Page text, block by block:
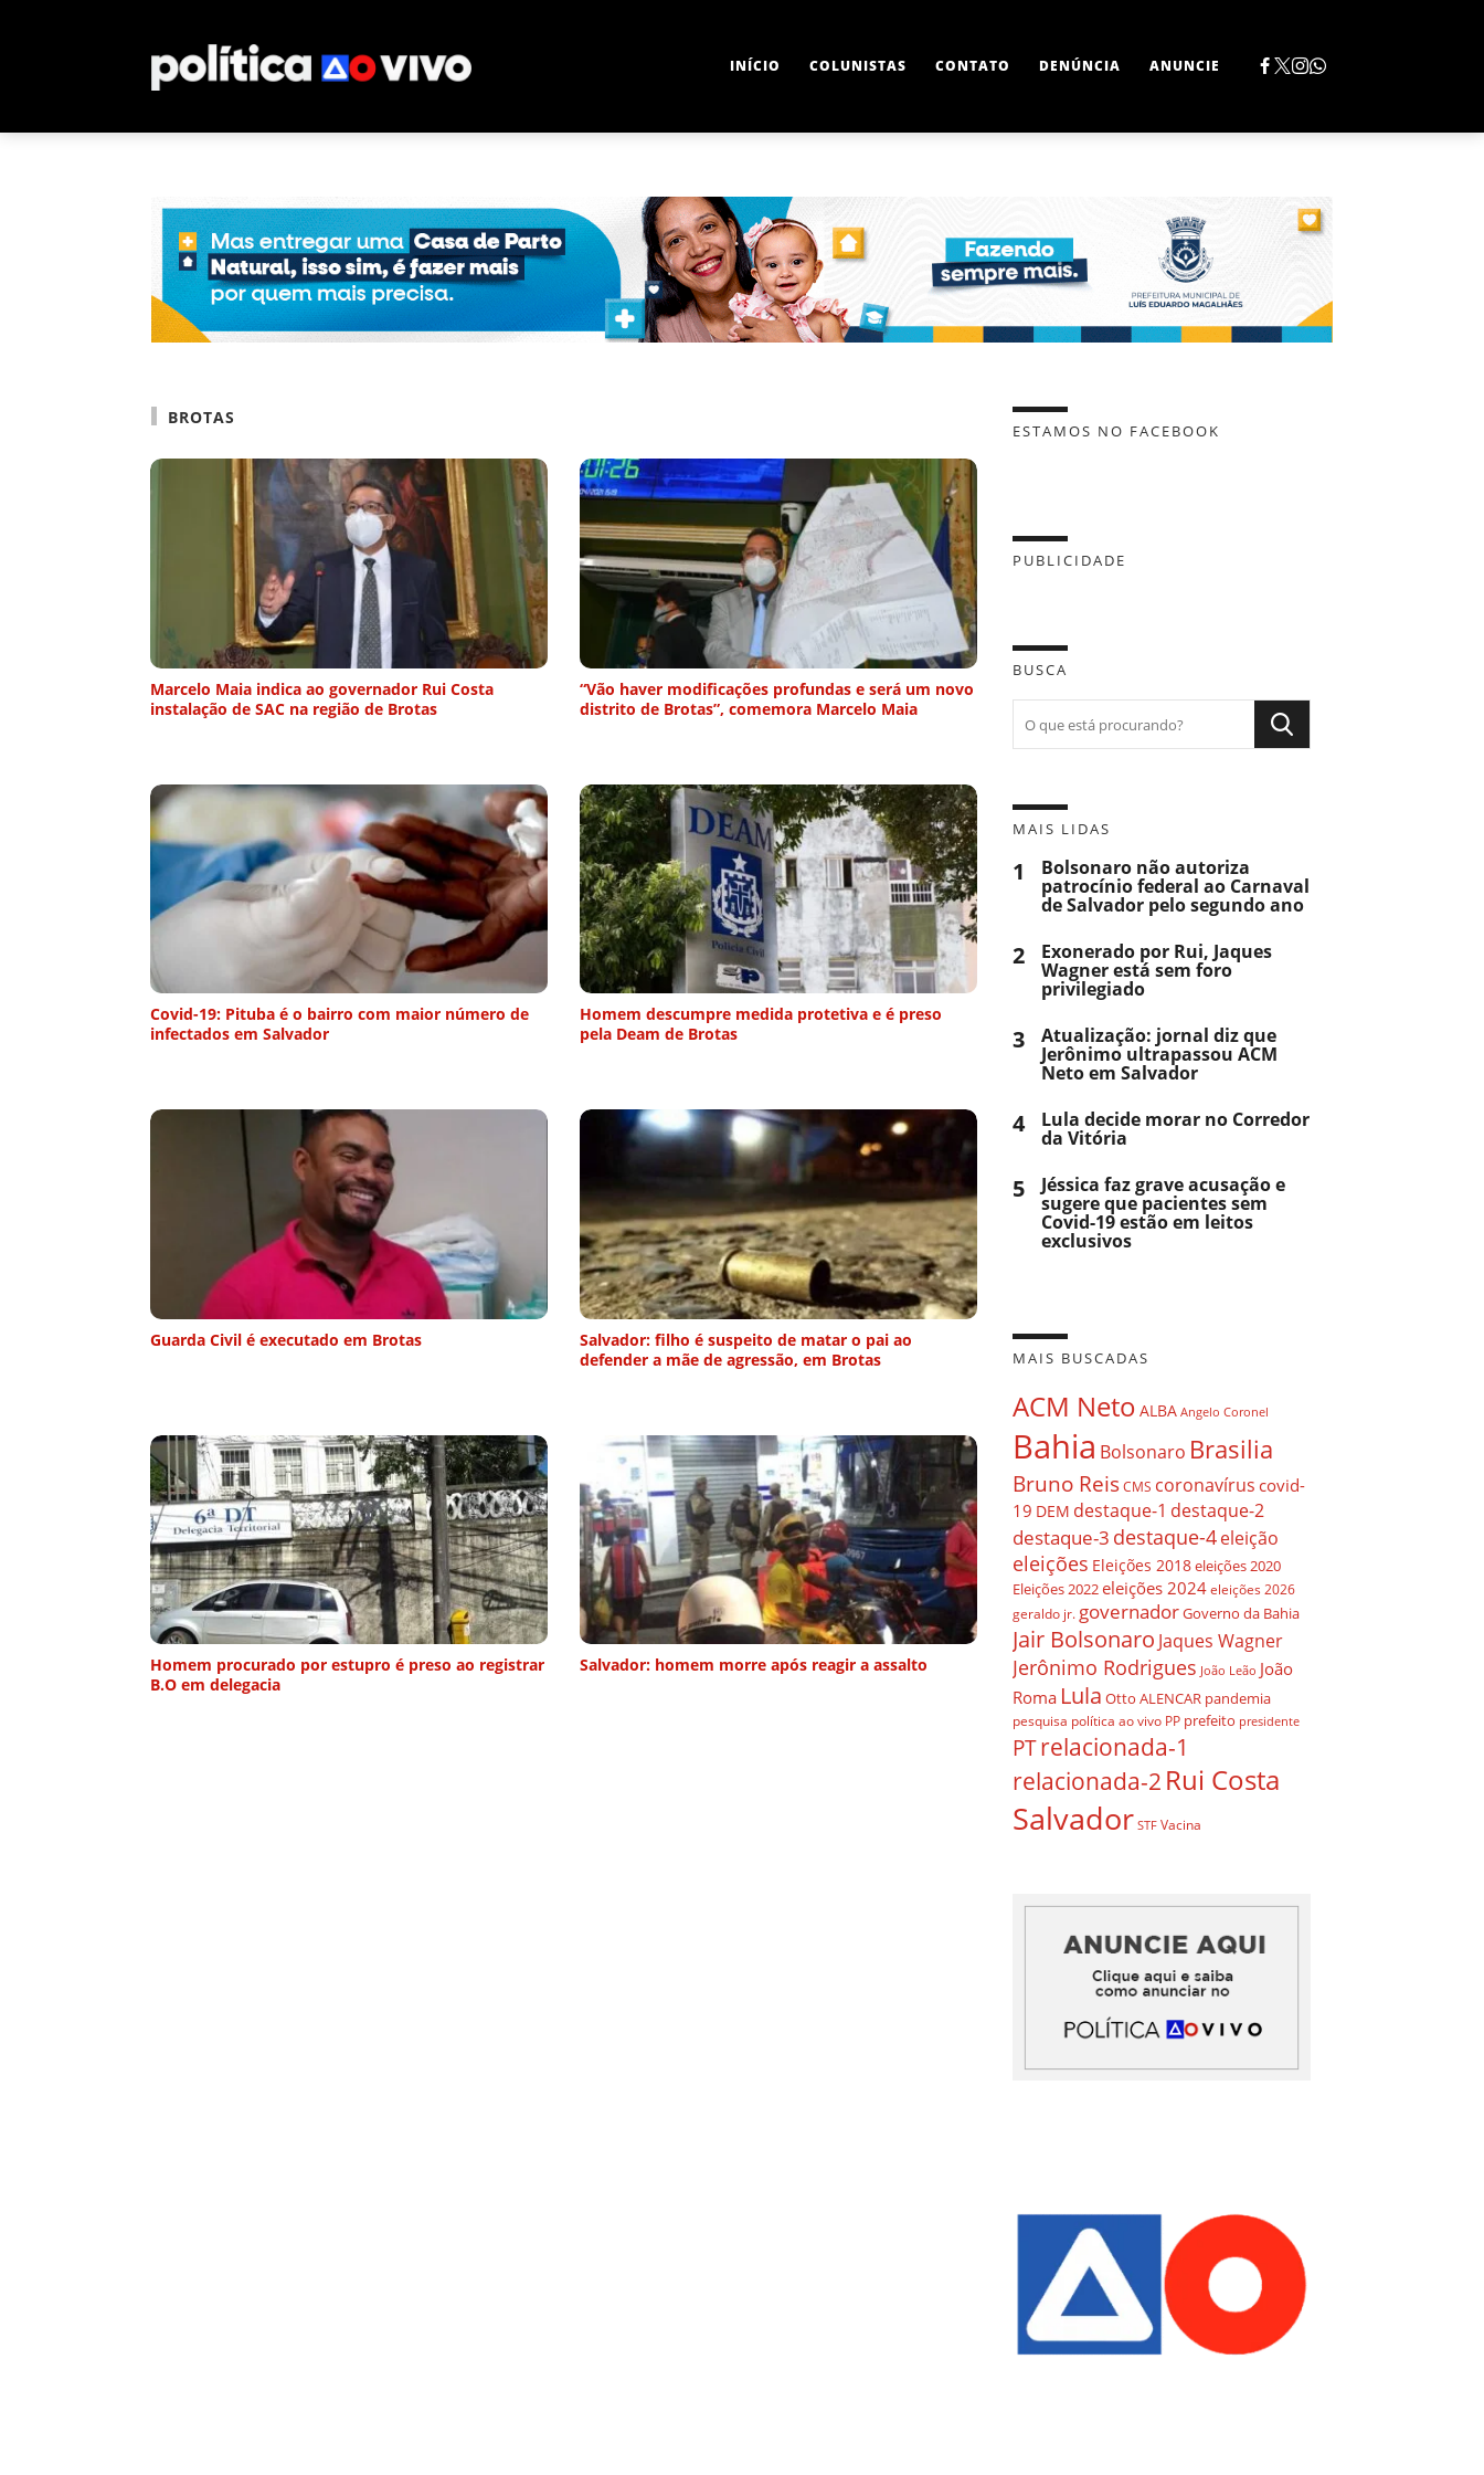
INÍCIO COLUNISTAS CONTATO DENÚNCIA ANUNCIE
BROTAS
Marcelo Maia indica ao governador Rui Costa
instalação de SAC na região de Brotas
“Vão haver modificações profundas e será um novo
distrito de Brotas”, comemora Marcelo Maia
Covid-19: Pituba é o bairro com maior número de
infectados em Salvador
Homem descumpre medida protetiva e é preso
pela Deam de Brotas
Guarda Civil é executado em Brotas
Salvador: filho é suspeito de matar o pai ao
defender a mãe de agressão, em Brotas
Homem procurado por estupro é preso ao registrar
B.O em delegacia
Salvador: homem morre após reagir a assalto
ESTAMOS NO FACEBOOK
PUBLICIDADE
BUSCA
MAIS LIDAS
1 Bolsonaro não autoriza
patrocínio federal ao Carnaval
de Salvador pelo segundo ano
2 Exonerado por Rui, Jaques
Wagner está sem foro
privilegiado
3 Atualização: jornal diz que
Jerônimo ultrapassou ACM
Neto em Salvador
4 Lula decide morar no Corredor
da Vitória
5 Jéssica faz grave acusação e
sugere que pacientes sem
Covid-19 estão em leitos
exclusivos
MAIS BUSCADAS
ACM Neto ALBA Angelo Coronel
Bahia Bolsonaro Brasilia
Bruno ReisCMS coronavírus covid-
19 DEM destaque-1 destaque-2
destaque-3 destaque-4eleição
eleições Eleições 2018eleições 2020
Eleições 2022eleições 2024 eleições 2026
geraldo jr. governadorGoverno da Bahia
Jair Bolsonaro Jaques Wagner
Jerônimo Rodrigues João Leão João
Roma Lula Otto ALENCAR pandemia
pesquisa política ao vivo PP prefeito presidente
PTrelacionada-1
relacionada-2 Rui Costa
Salvador STF Vacina